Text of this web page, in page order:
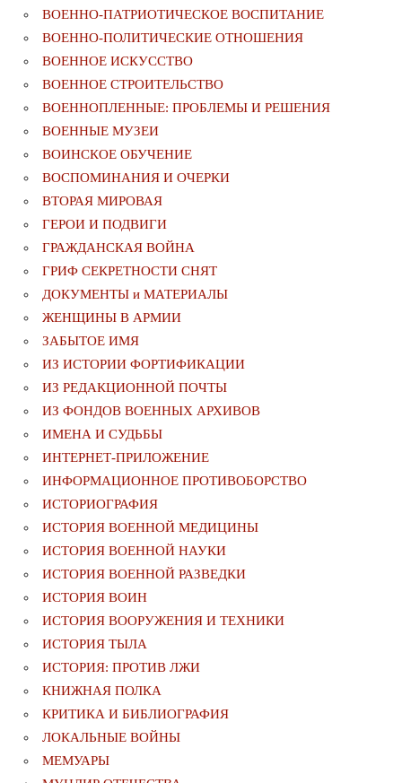
ВОЕННО-ПАТРИОТИЧЕСКОЕ ВОСПИТАНИЕ
ВОЕННО-ПОЛИТИЧЕСКИE ОТНОШЕНИЯ
ВОЕННОЕ ИСКУССТВО
ВОЕННОЕ СТРОИТЕЛЬСТВО
ВОЕННОПЛЕННЫЕ: ПРОБЛЕМЫ И РЕШЕНИЯ
ВОЕННЫЕ МУЗЕИ
ВОИНСКОЕ ОБУЧЕНИЕ
ВОСПОМИНАНИЯ И ОЧЕРКИ
ВТОРАЯ МИРОВАЯ
ГЕРОИ И ПОДВИГИ
ГРАЖДАНСКАЯ ВОЙНА
ГРИФ СЕКРЕТНОСТИ СНЯТ
ДОКУМЕНТЫ и МАТЕРИАЛЫ
ЖЕНЩИНЫ В АРМИИ
ЗАБЫТОЕ ИМЯ
ИЗ ИСТОРИИ ФОРТИФИКАЦИИ
ИЗ РЕДАКЦИОННОЙ ПОЧТЫ
ИЗ ФОНДОВ ВОЕННЫХ АРХИВОВ
ИМЕНА И СУДЬБЫ
ИНТЕРНЕТ-ПРИЛОЖЕНИЕ
ИНФОРМАЦИОННОЕ ПРОТИВОБОРСТВО
ИСТОРИОГРАФИЯ
ИСТОРИЯ ВОЕННОЙ МЕДИЦИНЫ
ИСТОРИЯ ВОЕННОЙ НАУКИ
ИСТОРИЯ ВОЕННОЙ РАЗВЕДКИ
ИСТОРИЯ ВОИН
ИСТОРИЯ ВООРУЖЕНИЯ И ТЕХНИКИ
ИСТОРИЯ ТЫЛА
ИСТОРИЯ: ПРОТИВ ЛЖИ
КНИЖНАЯ ПОЛКА
КРИТИКА И БИБЛИОГРАФИЯ
ЛОКАЛЬНЫЕ ВОЙНЫ
МЕМУАРЫ